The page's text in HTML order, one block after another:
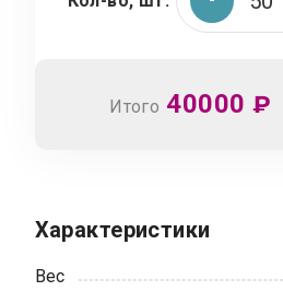
Итого 40000 ₽
Характеристики
Вес